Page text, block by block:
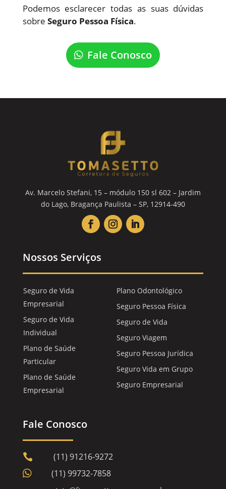
Podemos esclarecer todas as suas dúvidas
sobre Seguro Pessoa Física.
Fale Conosco
Av. Marcelo Stefani, 15 – módulo 150 sl 602 – Jardim
do Lago, Bragança Paulista – SP, 12914-490
Nossos Serviços
Seguro de Vida
Empresarial
Seguro de Vida
Individual
Plano de Saúde
Particular
Plano de Saúde
Empresarial
Plano Odontológico
Seguro Pessoa Física
Seguro de Vida
Seguro Viagem
Seguro Pessoa Jurídica
Seguro Vida em Grupo
Seguro Empresarial
Fale Conosco
 (11) 91216-9272
 (11) 99732-7858